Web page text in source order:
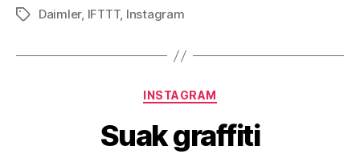
Schlagwörter
Daimler, IFTTT, Instagram
Kategorien
INSTAGRAM
Suak graffiti